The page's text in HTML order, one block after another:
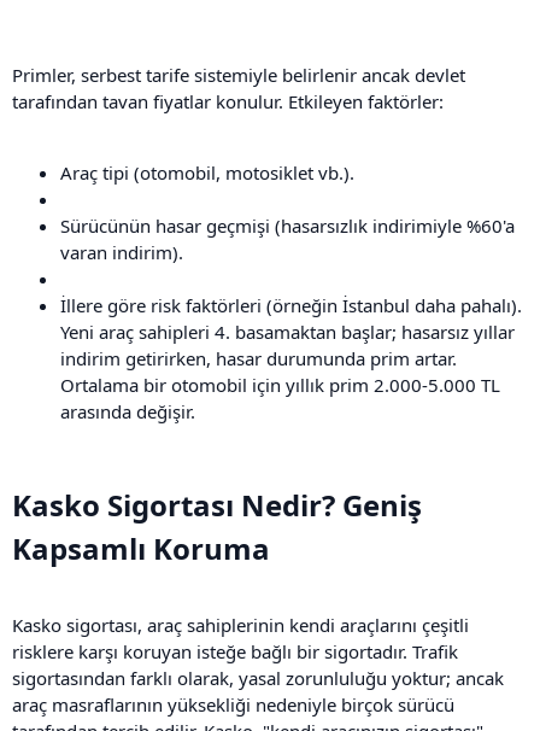
Primler, serbest tarife sistemiyle belirlenir ancak devlet
tarafından tavan fiyatlar konulur. Etkileyen faktörler:
Araç tipi (otomobil, motosiklet vb.).
Sürücünün hasar geçmişi (hasarsızlık indirimiyle %60'a
varan indirim).
İllere göre risk faktörleri (örneğin İstanbul daha pahalı).
Yeni araç sahipleri 4. basamaktan başlar; hasarsız yıllar
indirim getirirken, hasar durumunda prim artar.
Ortalama bir otomobil için yıllık prim 2.000-5.000 TL
arasında değişir.
Kasko Sigortası Nedir? Geniş
Kapsamlı Koruma​
Kasko sigortası, araç sahiplerinin kendi araçlarını çeşitli
risklere karşı koruyan isteğe bağlı bir sigortadır. Trafik
sigortasından farklı olarak, yasal zorunluluğu yoktur; ancak
araç masraflarının yüksekliği nedeniyle birçok sürücü